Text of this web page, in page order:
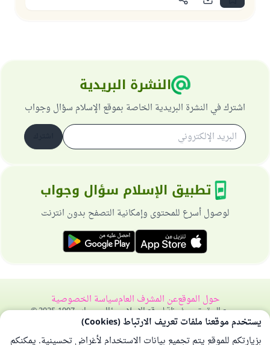
النشرة البريدية
اشترك في النشرة البريدية الخاصة بموقع الإسلام سؤال وجواب
تطبيق الإسلام سؤال وجواب
لوصول أسرع للمحتوى وإمكانية التصفح بدون انترنت
حول الموقععن المشرف العامسياسة الخصوصية
جميع الحقوق محفوظة لموقع الإسلام سؤال وجواب 1997-2025 ©
يستخدم موقعنا ملفات تعريف الارتباط (Cookies)
بزيارتكم للموقع يتم تجميع بيانات الاستخدام لأغراض تحسينية. يمكنكم